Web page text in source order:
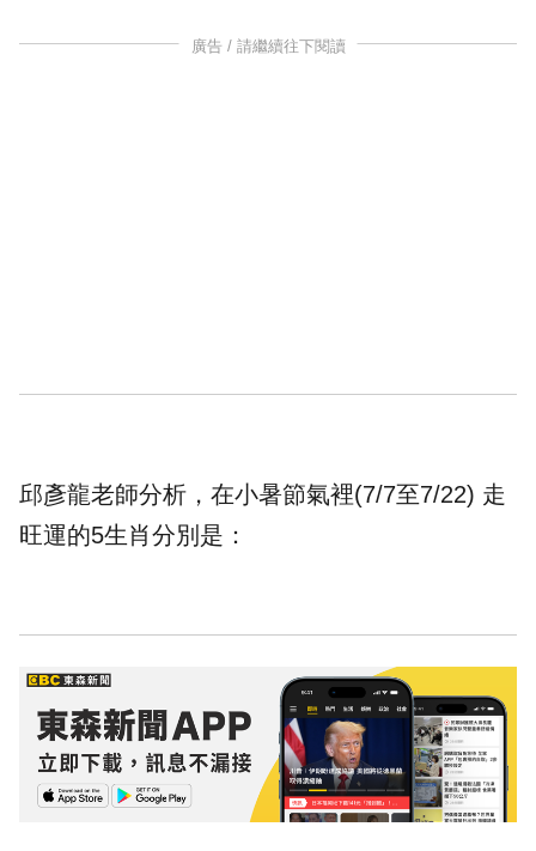
廣告 / 請繼續往下閱讀
邱彥龍老師分析，在小暑節氣裡(7/7至7/22) 走
旺運的5生肖分別是：